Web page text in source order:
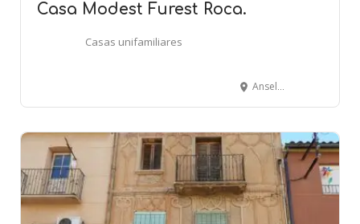
Casa Modest Furest Roca.
Casas unifamiliares
Anselm Clavè, 28 - Nord, 15 -GIRONA